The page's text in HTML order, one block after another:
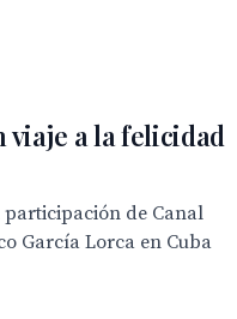
viaje a la felicidad
de Canal
García Lorca en Cuba